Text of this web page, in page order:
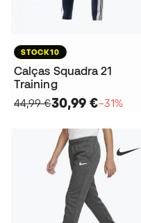
STOCK10
Calças Squadra 21
Training
44,99 €30,99 €−31%